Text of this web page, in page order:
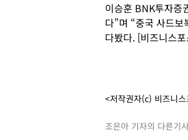
이승훈 BNK투자증
다”며 “중국 사드
다봤다. [비즈니스
<저작권자(c) 비즈니
조은아 기자의 다른기